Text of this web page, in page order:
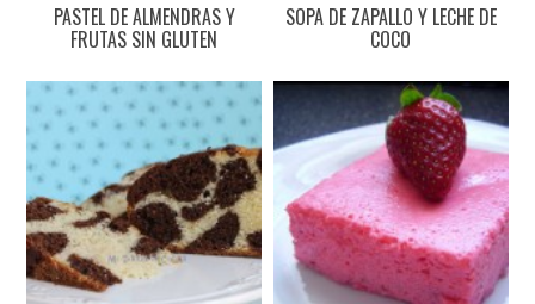
PASTEL DE ALMENDRAS Y
FRUTAS SIN GLUTEN
SOPA DE ZAPALLO Y LECHE DE
COCO